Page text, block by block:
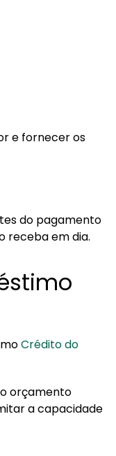
e fornecer os
do pagamento
receba em dia.
Crédito do
orçamento
a capacidade